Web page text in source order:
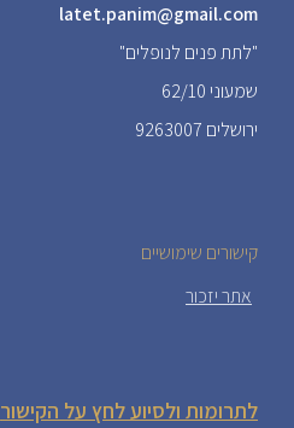
latet.panim@gmail.com
"לתת פנים לנופלים"
שמעוני 62/10
ירושלים 9263007
קישורים שימושיים
אתר יזכור
לתרומות ולסיוע לחץ על הקישור